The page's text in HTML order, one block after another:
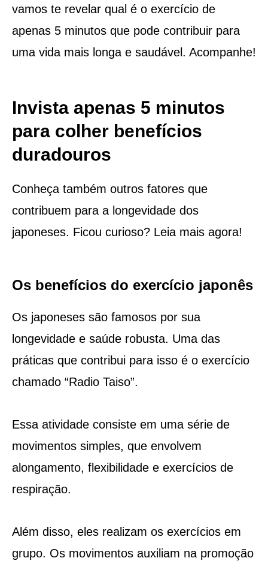
vamos te revelar qual é o exercício de
apenas 5 minutos que pode contribuir para
uma vida mais longa e saudável. Acompanhe!
Invista apenas 5 minutos
para colher benefícios
duradouros
Conheça também outros fatores que
contribuem para a longevidade dos
japoneses. Ficou curioso? Leia mais agora!
Os benefícios do exercício japonês
Os japoneses são famosos por sua
longevidade e saúde robusta. Uma das
práticas que contribui para isso é o exercício
chamado “Radio Taiso”.
Essa atividade consiste em uma série de
movimentos simples, que envolvem
alongamento, flexibilidade e exercícios de
respiração.
Além disso, eles realizam os exercícios em
grupo. Os movimentos auxiliam na promoção